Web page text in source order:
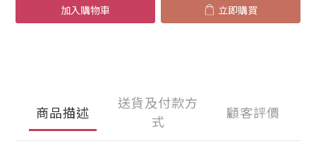
加入購物車 立即購買
商品描述
送貨及付款方
式
顧客評價